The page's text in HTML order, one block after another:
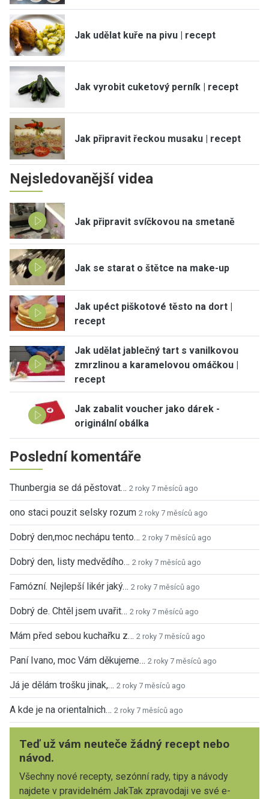
Jak udělat kuře na pivu | recept
Jak vyrobit cuketový perník | recept
Jak připravit řeckou musaku | recept
Nejsledovanější videa
Jak připravit svíčkovou na smetaně
Jak se starat o štětce na make-up
Jak upéct piškotové těsto na dort |
recept
Jak udělat jablečný tart s vanilkovou
zmrzlinou a karamelovou omáčkou |
recept
Jak zabalit voucher jako dárek -
originální obálka
Poslední komentáře
Thunbergia se dá pěstovat… 2 roky 7 měsíců ago
ono staci pouzit selsky rozum 2 roky 7 měsíců ago
Dobrý den,moc nechápu tento… 2 roky 7 měsíců ago
Dobrý den, listy medvědího… 2 roky 7 měsíců ago
Famózní. Nejlepší likér jaký… 2 roky 7 měsíců ago
Dobrý de. Chtěl jsem uvařit… 2 roky 7 měsíců ago
Mám před sebou kuchařku z… 2 roky 7 měsíců ago
Paní Ivano, moc Vám děkujeme… 2 roky 7 měsíců ago
Já je dělám trošku jinak,… 2 roky 7 měsíců ago
A kde je na orientalnich… 2 roky 7 měsíců ago
Teď už vám neuteče žádný recept nebo
návod.
Všechny nové recepty, sezónní rady, tipy a návody
najdete v pravidelném JakTak zpravodaji ve své e-